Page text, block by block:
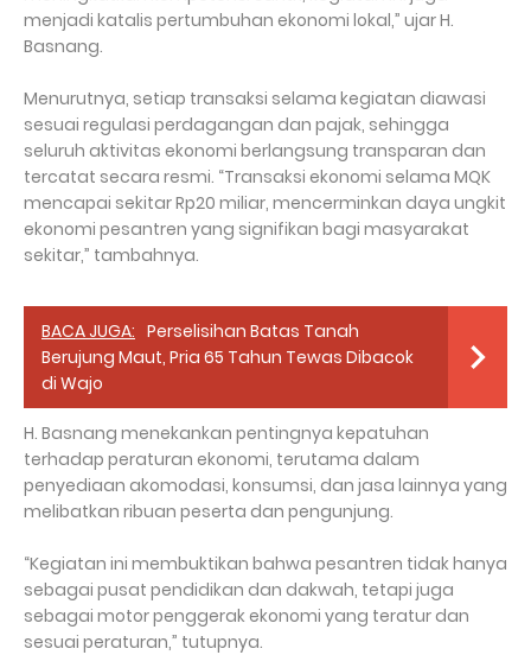
menjadi katalis pertumbuhan ekonomi lokal,” ujar H.
Basnang.
Menurutnya, setiap transaksi selama kegiatan diawasi
sesuai regulasi perdagangan dan pajak, sehingga
seluruh aktivitas ekonomi berlangsung transparan dan
tercatat secara resmi. “Transaksi ekonomi selama MQK
mencapai sekitar Rp20 miliar, mencerminkan daya ungkit
ekonomi pesantren yang signifikan bagi masyarakat
sekitar,” tambahnya.
BACA JUGA: Perselisihan Batas Tanah
Berujung Maut, Pria 65 Tahun Tewas Dibacok
di Wajo
H. Basnang menekankan pentingnya kepatuhan
terhadap peraturan ekonomi, terutama dalam
penyediaan akomodasi, konsumsi, dan jasa lainnya yang
melibatkan ribuan peserta dan pengunjung.
“Kegiatan ini membuktikan bahwa pesantren tidak hanya
sebagai pusat pendidikan dan dakwah, tetapi juga
sebagai motor penggerak ekonomi yang teratur dan
sesuai peraturan,” tutupnya.